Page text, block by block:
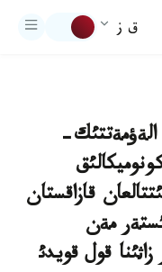
ق ز
قازاقستان
مةن
قول قويدئ